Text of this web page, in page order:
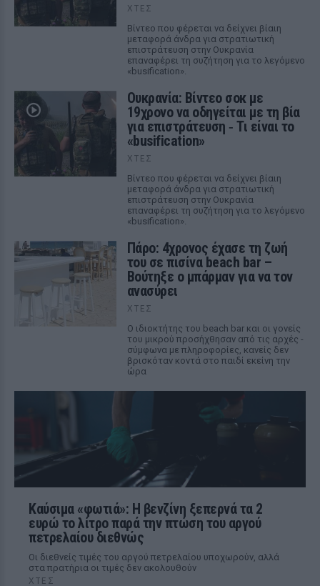
ΧΤΕΣ
Βίντεο που φέρεται να δείχνει βίαιη
μεταφορά άνδρα για στρατιωτική
επιστράτευση στην Ουκρανία
επαναφέρει τη συζήτηση για το λεγόμενο
«busification».
Ουκρανία: Βίντεο σοκ με
19χρονο να οδηγείται με τη βία
για επιστράτευση ‑ Τι είναι το
«busification»
ΧΤΕΣ
Βίντεο που φέρεται να δείχνει βίαιη
μεταφορά άνδρα για στρατιωτική
επιστράτευση στην Ουκρανία
επαναφέρει τη συζήτηση για το λεγόμενο
«busification».
Πάρο: 4χρονος έχασε τη ζωή
του σε πισίνα beach bar –
Βούτηξε ο μπάρμαν για να τον
ανασύρει
ΧΤΕΣ
Ο ιδιοκτήτης του beach bar και οι γονείς
του μικρού προσήχθησαν από τις αρχές -
σύμφωνα με πληροφορίες, κανείς δεν
βρισκόταν κοντά στο παιδί εκείνη την
ώρα
Καύσιμα «φωτιά»: Η βενζίνη ξεπερνά τα 2
ευρώ το λίτρο παρά την πτώση του αργού
πετρελαίου διεθνώς
Οι διεθνείς τιμές του αργού πετρελαίου υποχωρούν, αλλά
στα πρατήρια οι τιμές δεν ακολουθούν
ΧΤΕΣ